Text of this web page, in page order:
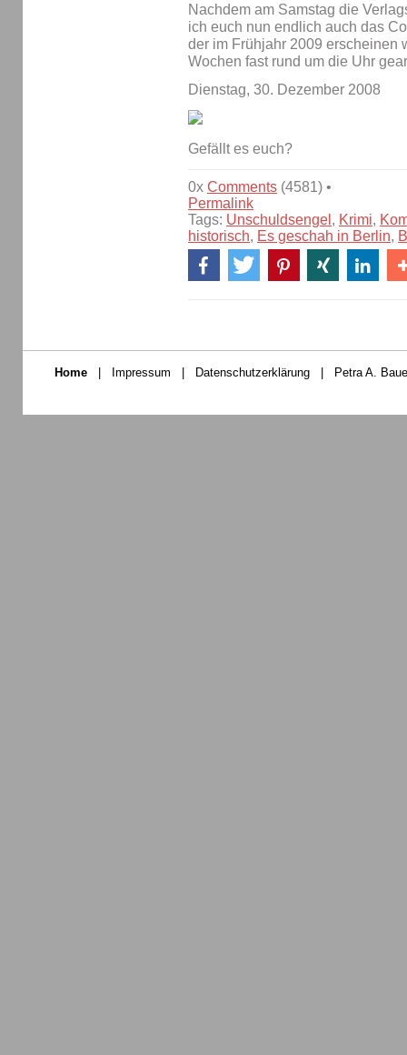
Nachdem am Samstag die
ich euch nun endlich auch das
der im Frühjahr 2009 erscheinen
Wochen fast rund um die Uhr
Dienstag, 30. Dezember 2008
Gefällt es euch?
0x Comments (4581) •
Permalink
Tags: Unschuldsengel , Krimi,
historisch, Es geschah in Berlin,
Home Impressum Datenschutzerklärung Petra A.